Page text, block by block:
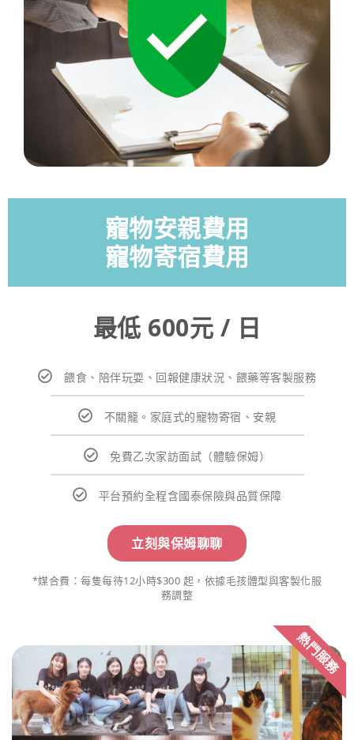
寵物安親費用
寵物寄宿費用
最低 600元 / 日
餵食、陪伴玩耍、回報健康狀況、餵藥等客製服務
不關籠。家庭式的寵物寄宿、安親
免費乙次家訪面試（體驗保姆）
平台預約全程含國泰保險與品質保障
立刻與保姆聊聊
*媒合費：每隻每待12小時$300 起，依據毛孩體型與客製化服
務調整
熱門服務